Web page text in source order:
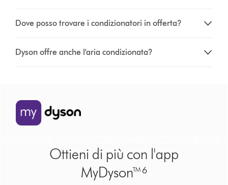
Dove posso trovare i condizionatori in offerta?
Dyson offre anche l'aria condizionata?
Ottieni di più con l'app
MyDyson™⁶